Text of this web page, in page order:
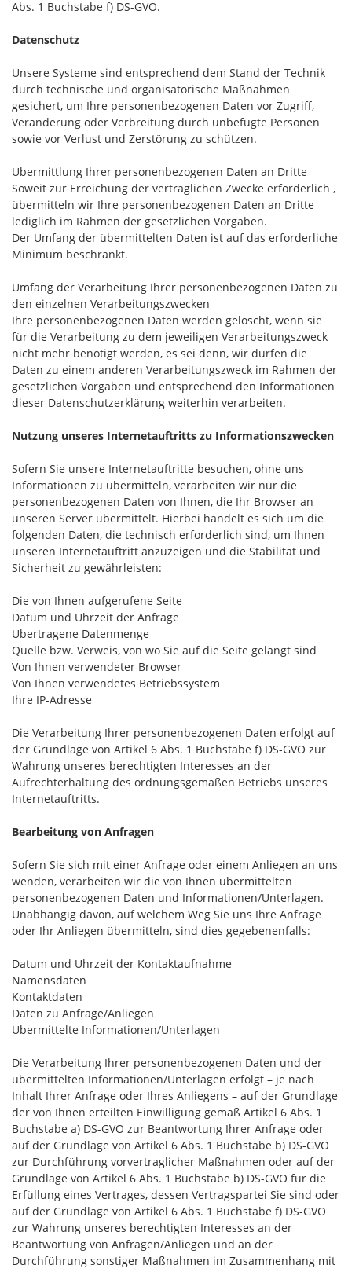
Abs. 1 Buchstabe f) DS-GVO.
Datenschutz
Unsere Systeme sind entsprechend dem Stand der Technik
durch technische und organisatorische Maßnahmen
gesichert, um Ihre personenbezogenen Daten vor Zugriff,
Veränderung oder Verbreitung durch unbefugte Personen
sowie vor Verlust und Zerstörung zu schützen.
Übermittlung Ihrer personenbezogenen Daten an Dritte
Soweit zur Erreichung der vertraglichen Zwecke erforderlich ,
übermitteln wir Ihre personenbezogenen Daten an Dritte
lediglich im Rahmen der gesetzlichen Vorgaben.
Der Umfang der übermittelten Daten ist auf das erforderliche
Minimum beschränkt.
Umfang der Verarbeitung Ihrer personenbezogenen Daten zu
den einzelnen Verarbeitungszwecken
Ihre personenbezogenen Daten werden gelöscht, wenn sie
für die Verarbeitung zu dem jeweiligen Verarbeitungszweck
nicht mehr benötigt werden, es sei denn, wir dürfen die
Daten zu einem anderen Verarbeitungszweck im Rahmen der
gesetzlichen Vorgaben und entsprechend den Informationen
dieser Datenschutzerklärung weiterhin verarbeiten.
Nutzung unseres Internetauftritts zu Informationszwecken
Sofern Sie unsere Internetauftritte besuchen, ohne uns
Informationen zu übermitteln, verarbeiten wir nur die
personenbezogenen Daten von Ihnen, die Ihr Browser an
unseren Server übermittelt. Hierbei handelt es sich um die
folgenden Daten, die technisch erforderlich sind, um Ihnen
unseren Internetauftritt anzuzeigen und die Stabilität und
Sicherheit zu gewährleisten:
Die von Ihnen aufgerufene Seite
Datum und Uhrzeit der Anfrage
Übertragene Datenmenge
Quelle bzw. Verweis, von wo Sie auf die Seite gelangt sind
Von Ihnen verwendeter Browser
Von Ihnen verwendetes Betriebssystem
Ihre IP-Adresse
Die Verarbeitung Ihrer personenbezogenen Daten erfolgt auf
der Grundlage von Artikel 6 Abs. 1 Buchstabe f) DS-GVO zur
Wahrung unseres berechtigten Interesses an der
Aufrechterhaltung des ordnungsgemäßen Betriebs unseres
Internetauftritts.
Bearbeitung von Anfragen
Sofern Sie sich mit einer Anfrage oder einem Anliegen an uns
wenden, verarbeiten wir die von Ihnen übermittelten
personenbezogenen Daten und Informationen/Unterlagen.
Unabhängig davon, auf welchem Weg Sie uns Ihre Anfrage
oder Ihr Anliegen übermitteln, sind dies gegebenenfalls:
Datum und Uhrzeit der Kontaktaufnahme
Namensdaten
Kontaktdaten
Daten zu Anfrage/Anliegen
Übermittelte Informationen/Unterlagen
Die Verarbeitung Ihrer personenbezogenen Daten und der
übermittelten Informationen/Unterlagen erfolgt – je nach
Inhalt Ihrer Anfrage oder Ihres Anliegens – auf der Grundlage
der von Ihnen erteilten Einwilligung gemäß Artikel 6 Abs. 1
Buchstabe a) DS-GVO zur Beantwortung Ihrer Anfrage oder
auf der Grundlage von Artikel 6 Abs. 1 Buchstabe b) DS-GVO
zur Durchführung vorvertraglicher Maßnahmen oder auf der
Grundlage von Artikel 6 Abs. 1 Buchstabe b) DS-GVO für die
Erfüllung eines Vertrages, dessen Vertragspartei Sie sind oder
auf der Grundlage von Artikel 6 Abs. 1 Buchstabe f) DS-GVO
zur Wahrung unseres berechtigten Interesses an der
Beantwortung von Anfragen/Anliegen und an der
Durchführung sonstiger Maßnahmen im Zusammenhang mit